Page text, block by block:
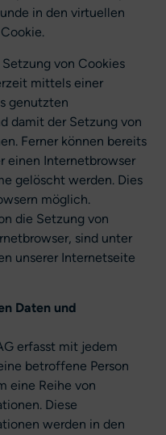
in den virtuellen
von Cookies
mittels einer
genutzten
damit der Setzung von
Ferner können bereits
einen Internetbrowser
gelöscht werden. Dies
möglich.
die Setzung von
sind unter
unserer Internetseite
Daten und
erfasst mit jedem
betroffene Person
eine Reihe von
Diese
werden in den